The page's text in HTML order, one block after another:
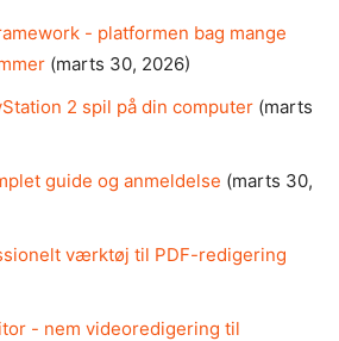
- platformen bag mange
(marts 30, 2026)
2 spil på din computer (marts
guide og anmeldelse (marts 30,
værktøj til PDF-redigering
- nem videoredigering til